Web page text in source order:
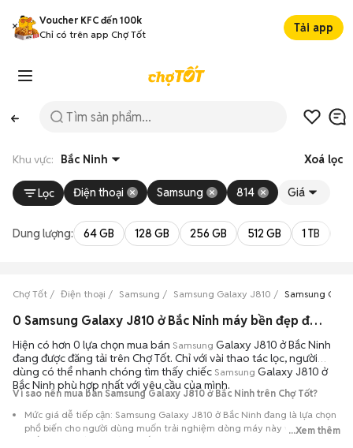
Voucher KFC đến 100k
Chỉ có trên app Chợ Tốt
Tải app
Khu vực: Bắc Ninh Xoá lọc
Lọc Điện thoại Samsung 814 Giá
Dung lượng: 64 GB 128 GB 256 GB 512 GB 1 TB
Chợ Tốt Điện thoại Samsung Samsung Galaxy J810 Samsung
0 Samsung Galaxy J810 ở Bắc Ninh máy bền đẹp đang bán 08/2026
Hiện có hơn 0 lựa chọn mua bán Samsung Galaxy J810 ở Bắc Ninh
đang được đăng tải trên Chợ Tốt. Chỉ với vài thao tác lọc, người
dùng có thể nhanh chóng tìm thấy chiếc Samsung Galaxy J810 ở
Bắc Ninh phù hợp nhất với yêu cầu của mình.
Vì sao nên mua bán Samsung Galaxy J810 ở Bắc Ninh trên Chợ Tốt?
Mức giá dễ tiếp cận: Samsung Galaxy J810 ở Bắc Ninh đang là lựa chọn
phổ biến cho người dùng muốn trải nghiệm dòng máy này với chi phí
thấp hơn so với khi mới ra mắt.
...Xem thêm